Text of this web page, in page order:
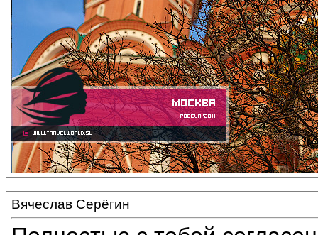
Вячеслав Серёгин